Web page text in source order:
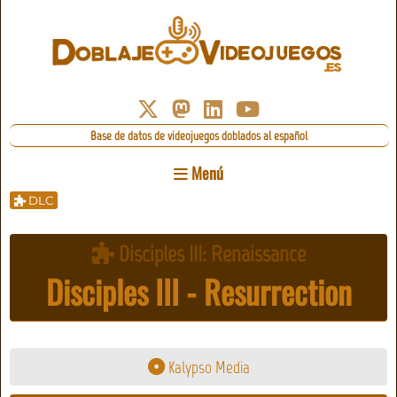
Base de datos de videojuegos doblados al español
Menú
DLC
Disciples III: Renaissance
Disciples III - Resurrection
Kalypso Media